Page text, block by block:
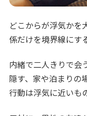
どこからが浮気かを
係だけを境界線にす
内緒で二人きりで会
隠す、家や泊まりの
行動は浮気に近いも